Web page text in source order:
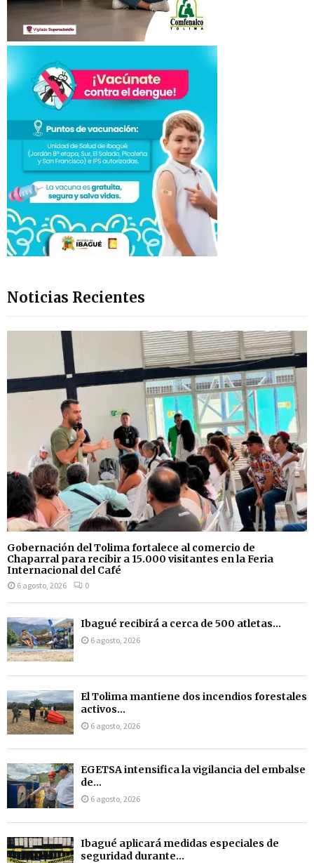
Noticias Recientes
Gobernación del Tolima fortalece al comercio de
Chaparral para recibir a 15.000 visitantes en la Feria
Internacional del Café
6 agosto, 2026 0
Ibagué recibirá a cerca de 500 atletas...
6 agosto, 2026
El Tolima mantiene dos incendios forestales
activos...
6 agosto, 2026
EGETSA intensifica la vigilancia del embalse
de...
6 agosto, 2026
Ibagué aplicará medidas especiales de
seguridad durante...